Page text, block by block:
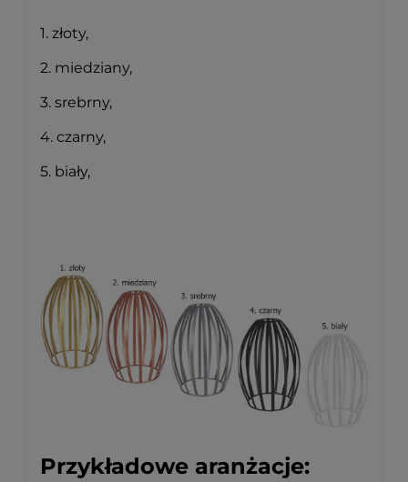
1. złoty,
2. miedziany,
3. srebrny,
4. czarny,
5. biały,
Przykładowe aranżacje: